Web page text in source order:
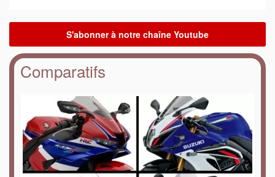
Comparatifs